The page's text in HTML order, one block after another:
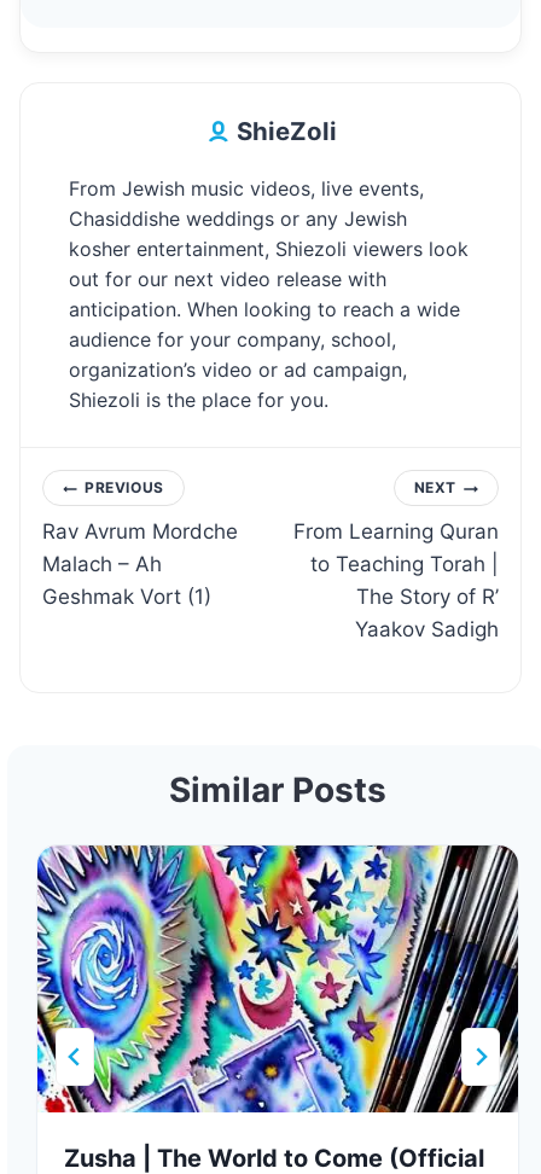
ShieZoli
From Jewish music videos, live events,
Chasiddishe weddings or any Jewish
kosher entertainment, Shiezoli viewers look
out for our next video release with
anticipation. When looking to reach a wide
audience for your company, school,
organization’s video or ad campaign,
Shiezoli is the place for you.
Post
navigation
PREVIOUS
Rav Avrum Mordche
Malach – Ah
Geshmak Vort (1)
NEXT
From Learning Quran
to Teaching Torah |
The Story of R’
Yaakov Sadigh
Similar Posts
Zusha | The World to Come (Official